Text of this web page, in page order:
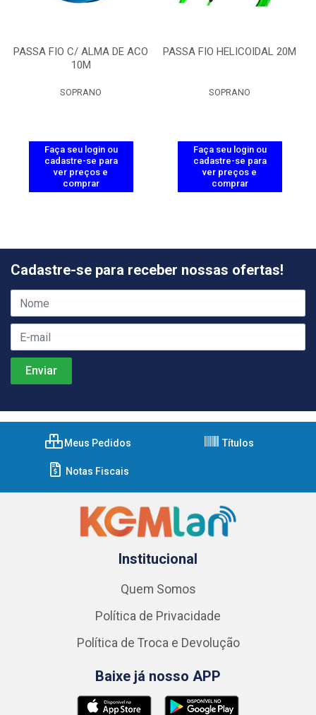
PASSA FIO C/ ALMA DE ACO
10M
SOPRANO
Faça seu login ou
cadastre-se para
ver preços e
comprar
PASSA FIO HELICOIDAL 20M
SOPRANO
Faça seu login ou
cadastre-se para
ver preços e
comprar
Cadastre-se para receber nossas ofertas!
Meus Pedidos Títulos
Notas Fiscais
Institucional
Quem Somos
Política de Privacidade
Política de Troca e Devolução
Baixe já nosso APP